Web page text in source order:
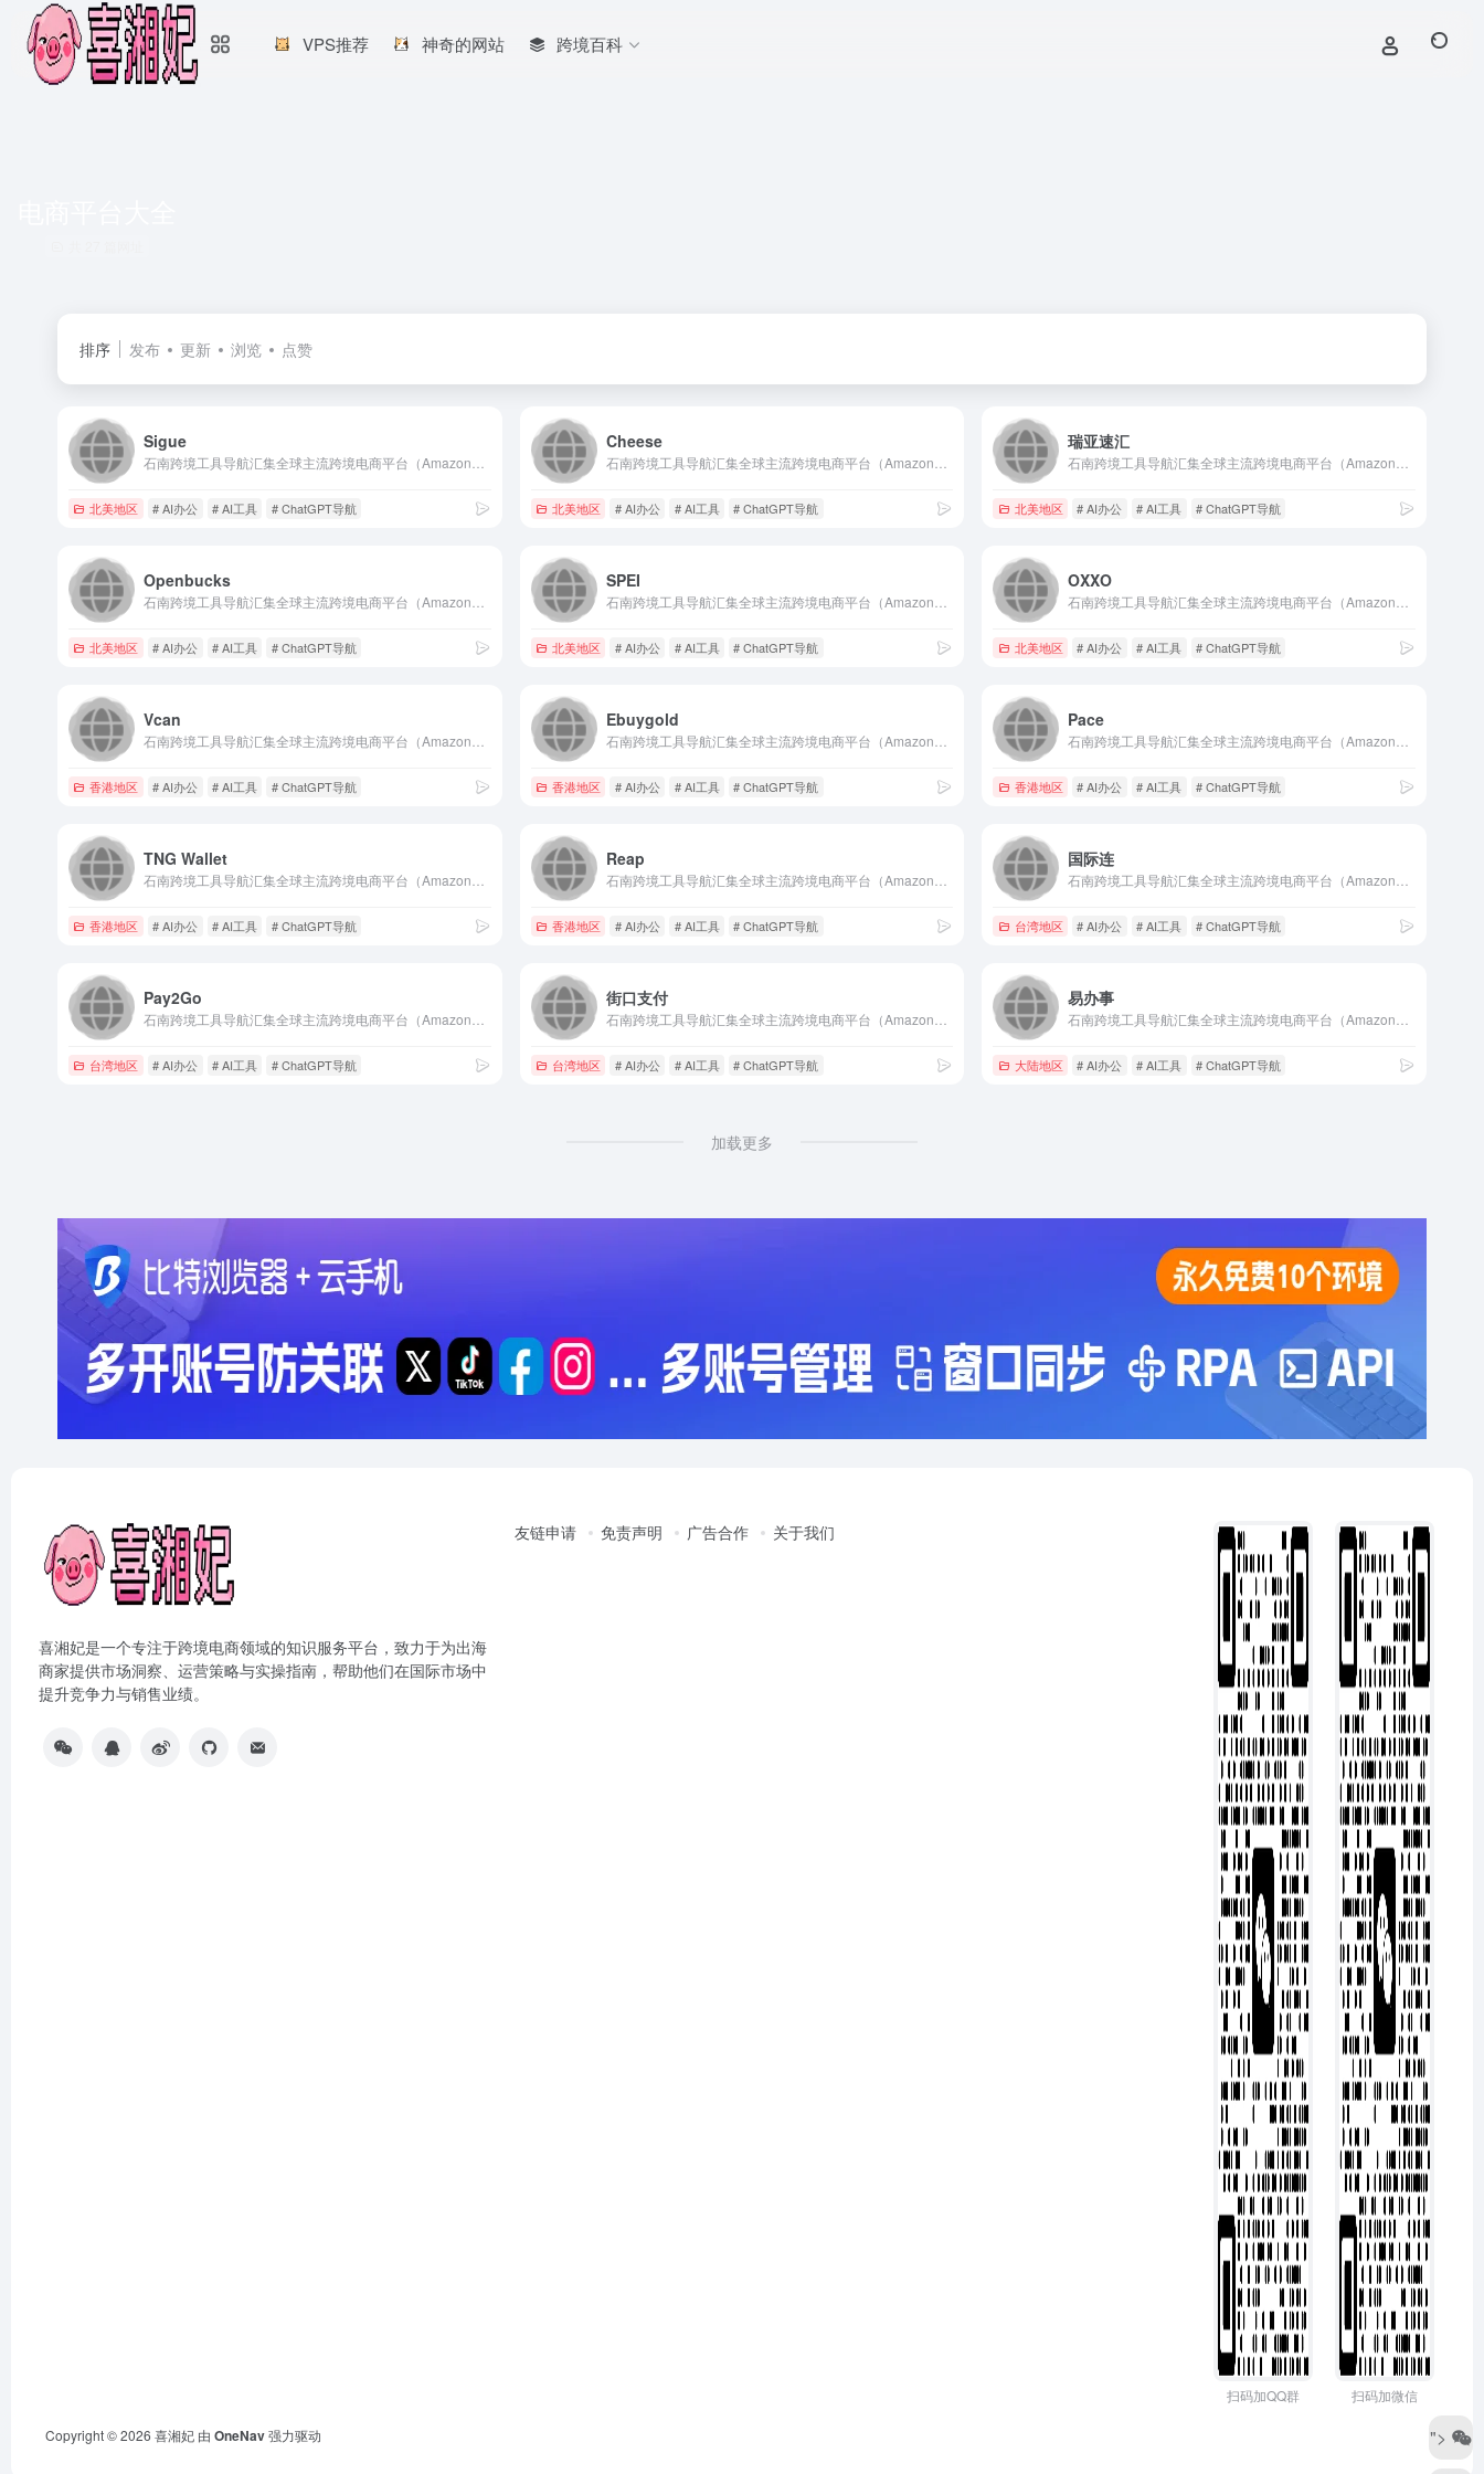
VPS推荐 神奇的网站 跨境百科
排序 发布 更新 浏览 点赞
Sigue
北美地区 # AI办公 # AI工具 # ChatGPT导航
Cheese
北美地区 # AI办公 # AI工具 # ChatGPT导航
瑞亚速汇
北美地区 # AI办公 # AI工具 # ChatGPT导航
Openbucks
北美地区 # AI办公 # AI工具 # ChatGPT导航
SPEI
北美地区 # AI办公 # AI工具 # ChatGPT导航
OXXO
北美地区 # AI办公 # AI工具 # ChatGPT导航
Vcan
香港地区 # AI办公 # AI工具 # ChatGPT导航
Ebuygold
香港地区 # AI办公 # AI工具 # ChatGPT导航
Pace
香港地区 # AI办公 # AI工具 # ChatGPT导航
TNG Wallet
香港地区 # AI办公 # AI工具 # ChatGPT导航
Reap
香港地区 # AI办公 # AI工具 # ChatGPT导航
国际连
台湾地区 # AI办公 # AI工具 # ChatGPT导航
Pay2Go
台湾地区 # AI办公 # AI工具 # ChatGPT导航
街口支付
台湾地区 # AI办公 # AI工具 # ChatGPT导航
易办事
大陆地区 # AI办公 # AI工具 # ChatGPT导航
加载更多
喜湘妃是一个专注于跨境电商领域的知识服务平台，致力于为出海
商家提供市场洞察、运营策略与实操指南，帮助他们在国际市场中
提升竞争力与销售业绩。
友链申请 免责声明 广告合作 关于我们
扫码加QQ群 扫码加微信
Copyright © 2026 喜湘妃 由 OneNav强力驱动 ">